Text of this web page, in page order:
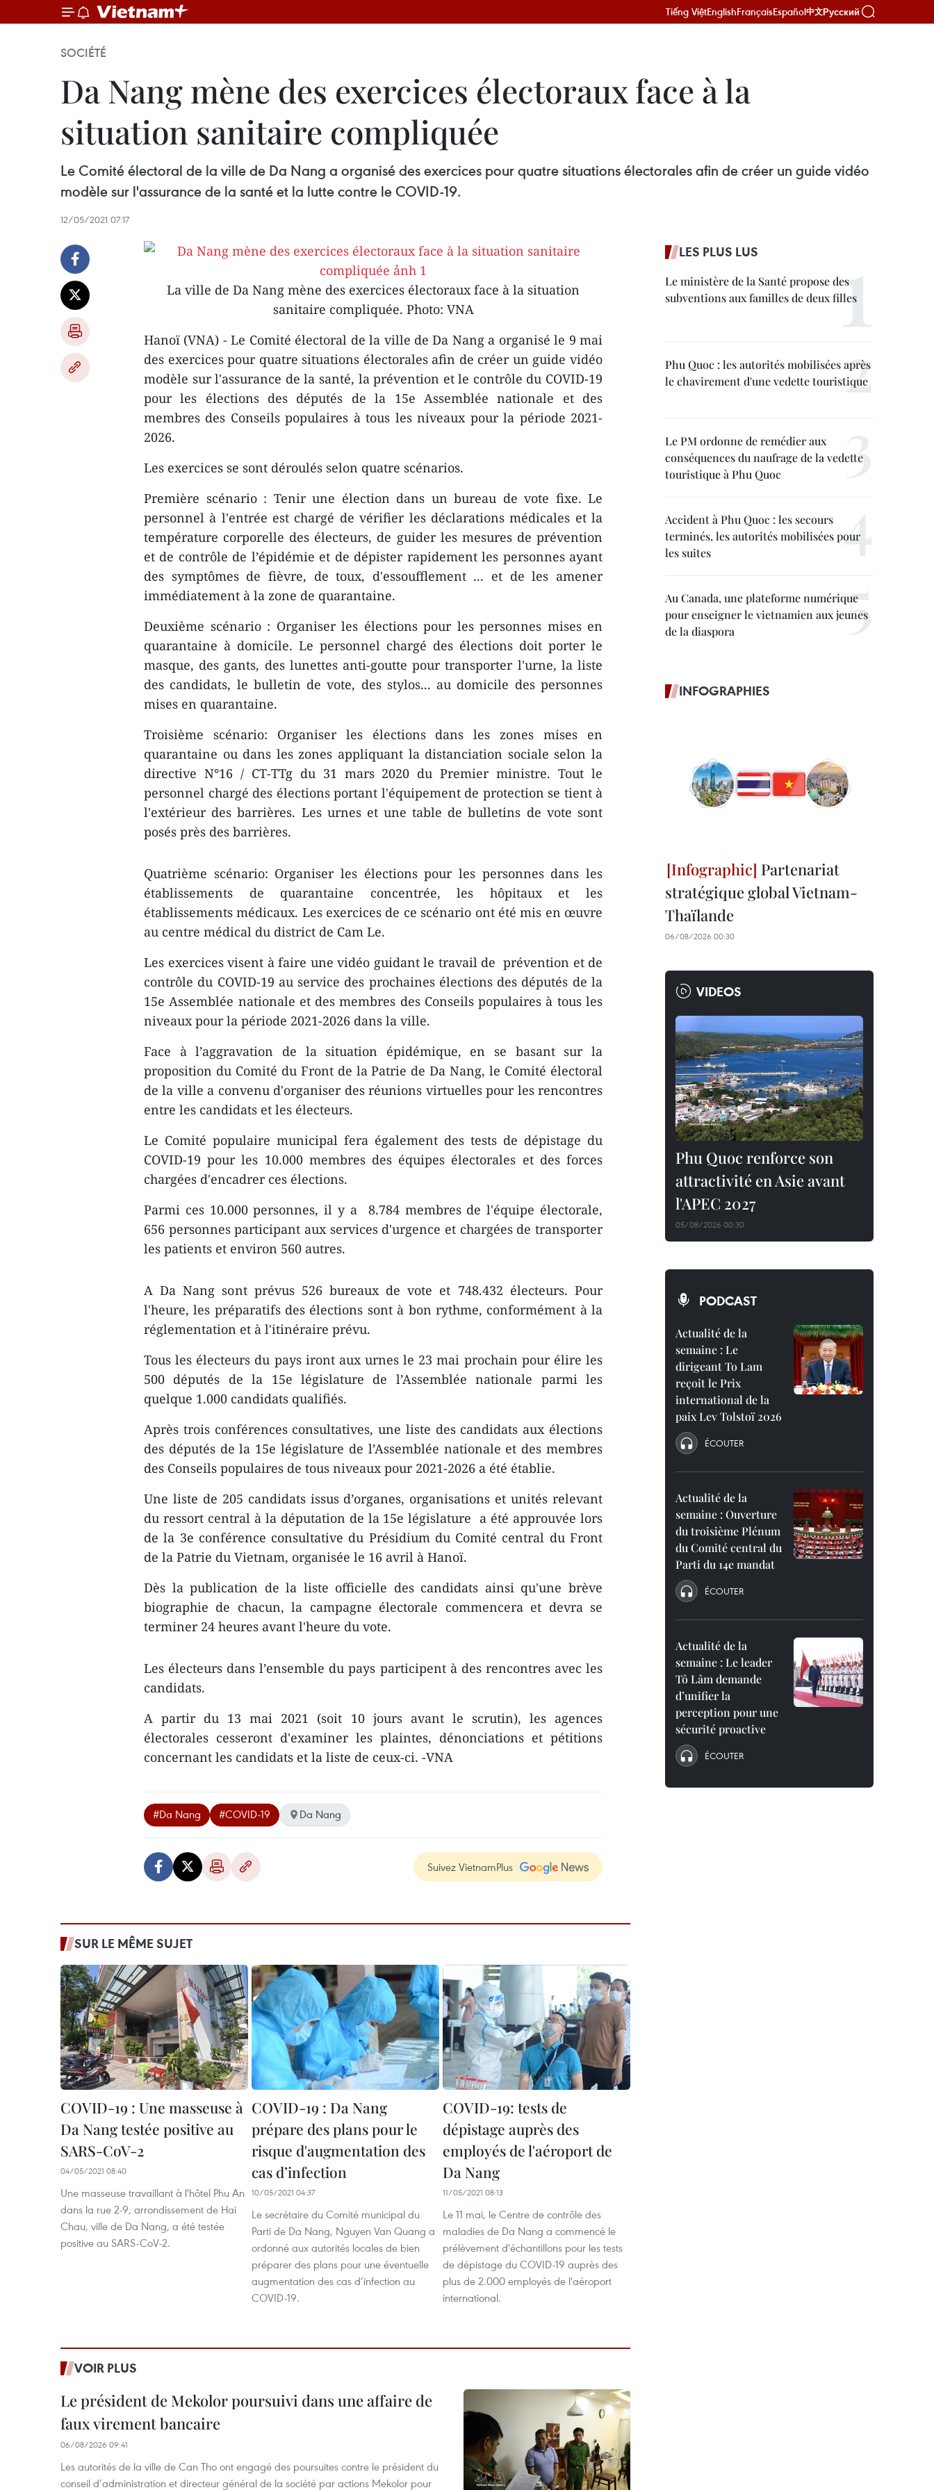
Tiếng ViệtEnglishFrançaisEspañol中文Русский
SOCIÉTÉ
Da Nang mène des exercices électoraux face à la
situation sanitaire compliquée
Le Comité électoral de la ville de Da Nang a organisé des exercices pour quatre situations électorales afin de créer un guide vidéo
modèle sur l'assurance de la santé et la lutte contre le COVID-19.
12/05/2021 07:17
La ville de Da Nang mène des exercices électoraux face à la situation
sanitaire compliquée. Photo: VNA
Hanoï (VNA) - Le Comité électoral de la ville de Da Nang a organisé le 9 mai
des exercices pour quatre situations électorales afin de créer un guide vidéo
modèle sur l'assurance de la santé, la prévention et le contrôle du COVID-19
pour les élections des députés de la 15e Assemblée nationale et des
membres des Conseils populaires à tous les niveaux pour la période 2021-
2026.
Les exercices se sont déroulés selon quatre scénarios.
Première scénario : Tenir une élection dans un bureau de vote fixe. Le
personnel à l'entrée est chargé de vérifier les déclarations médicales et la
température corporelle des électeurs, de guider les mesures de prévention
et de contrôle de l’épidémie et de dépister rapidement les personnes ayant
des symptômes de fièvre, de toux, d'essoufflement ... et de les amener
immédiatement à la zone de quarantaine.
Deuxième scénario : Organiser les élections pour les personnes mises en
quarantaine à domicile. Le personnel chargé des élections doit porter le
masque, des gants, des lunettes anti-goutte pour transporter l'urne, la liste
des candidats, le bulletin de vote, des stylos... au domicile des personnes
mises en quarantaine.
Troisième scénario: Organiser les élections dans les zones mises en
quarantaine ou dans les zones appliquant la distanciation sociale selon la
directive N°16 / CT-TTg du 31 mars 2020 du Premier ministre. Tout le
personnel chargé des élections portant l'équipement de protection se tient à
l'extérieur des barrières. Les urnes et une table de bulletins de vote sont
posés près des barrières.
Quatrième scénario: Organiser les élections pour les personnes dans les
établissements de quarantaine concentrée, les hôpitaux et les
établissements médicaux. Les exercices de ce scénario ont été mis en œuvre
au centre médical du district de Cam Le.
Les exercices visent à faire une vidéo guidant le travail de prévention et de
contrôle du COVID-19 au service des prochaines élections des députés de la
15e Assemblée nationale et des membres des Conseils populaires à tous les
niveaux pour la période 2021-2026 dans la ville.
Face à l’aggravation de la situation épidémique, en se basant sur la
proposition du Comité du Front de la Patrie de Da Nang, le Comité électoral
de la ville a convenu d'organiser des réunions virtuelles pour les rencontres
entre les candidats et les électeurs.
Le Comité populaire municipal fera également des tests de dépistage du
COVID-19 pour les 10.000 membres des équipes électorales et des forces
chargées d'encadrer ces élections.
Parmi ces 10.000 personnes, il y a 8.784 membres de l'équipe électorale,
656 personnes participant aux services d'urgence et chargées de transporter
les patients et environ 560 autres.
A Da Nang sont prévus 526 bureaux de vote et 748.432 électeurs. Pour
l'heure, les préparatifs des élections sont à bon rythme, conformément à la
réglementation et à l'itinéraire prévu.
Tous les électeurs du pays iront aux urnes le 23 mai prochain pour élire les
500 députés de la 15e législature de l’Assemblée nationale parmi les
quelque 1.000 candidats qualifiés.
Après trois conférences consultatives, une liste des candidats aux élections
des députés de la 15e législature de l’Assemblée nationale et des membres
des Conseils populaires de tous niveaux pour 2021-2026 a été établie.
Une liste de 205 candidats issus d’organes, organisations et unités relevant
du ressort central à la députation de la 15e législature a été approuvée lors
de la 3e conférence consultative du Présidium du Comité central du Front
de la Patrie du Vietnam, organisée le 16 avril à Hanoï.
Dès la publication de la liste officielle des candidats ainsi qu'une brève
biographie de chacun, la campagne électorale commencera et devra se
terminer 24 heures avant l'heure du vote.
Les électeurs dans l’ensemble du pays participent à des rencontres avec les
candidats.
A partir du 13 mai 2021 (soit 10 jours avant le scrutin), les agences
électorales cesseront d'examiner les plaintes, dénonciations et pétitions
concernant les candidats et la liste de ceux-ci. -VNA
#Da Nang #COVID-19 Da Nang
Suivez VietnamPlus
SUR LE MÊME SUJET
COVID-19 : Une masseuse à
Da Nang testée positive au
SARS-CoV-2
04/05/2021 08:40
Une masseuse travaillant à l'hôtel Phu An
dans la rue 2-9, arrondissement de Hai
Chau, ville de Da Nang, a été testée
positive au SARS-CoV-2.
COVID-19 : Da Nang
prépare des plans pour le
risque d'augmentation des
cas d’infection
10/05/2021 04:37
Le secrétaire du Comité municipal du
Parti de Da Nang, Nguyen Van Quang a
ordonné aux autorités locales de bien
préparer des plans pour une éventuelle
augmentation des cas d’infection au
COVID-19.
COVID-19: tests de
dépistage auprès des
employés de l'aéroport de
Da Nang
11/05/2021 08:13
Le 11 mai, le Centre de contrôle des
maladies de Da Nang a commencé le
prélèvement d'échantillons pour les tests
de dépistage du COVID-19 auprès des
plus de 2.000 employés de l'aéroport
international.
VOIR PLUS
Le président de Mekolor poursuivi dans une affaire de
faux virement bancaire
06/08/2026 09:41
Les autorités de la ville de Can Tho ont engagé des poursuites contre le président du
conseil d’administration et directeur général de la société par actions Mekolor pour
LES PLUS LUS
Le ministère de la Santé propose des
subventions aux familles de deux filles
Phu Quoc : les autorités mobilisées après
le chavirement d'une vedette touristique
Le PM ordonne de remédier aux
conséquences du naufrage de la vedette
touristique à Phu Quoc
Accident à Phu Quoc : les secours
terminés, les autorités mobilisées pour
les suites
Au Canada, une plateforme numérique
pour enseigner le vietnamien aux jeunes
de la diaspora
INFOGRAPHIES
Partenariat
stratégique global Vietnam-
Thaïlande
06/08/2026 00:30
VIDEOS
Phu Quoc renforce son
attractivité en Asie avant
l'APEC 2027
05/08/2026 00:30
PODCAST
Actualité de la
semaine : Le
dirigeant To Lam
reçoit le Prix
international de la
paix Lev Tolstoï 2026
ÉCOUTER
Actualité de la
semaine : Ouverture
du troisième Plénum
du Comité central du
Parti du 14e mandat
ÉCOUTER
Actualité de la
semaine : Le leader
Tô Lâm demande
d’unifier la
perception pour une
sécurité proactive
ÉCOUTER